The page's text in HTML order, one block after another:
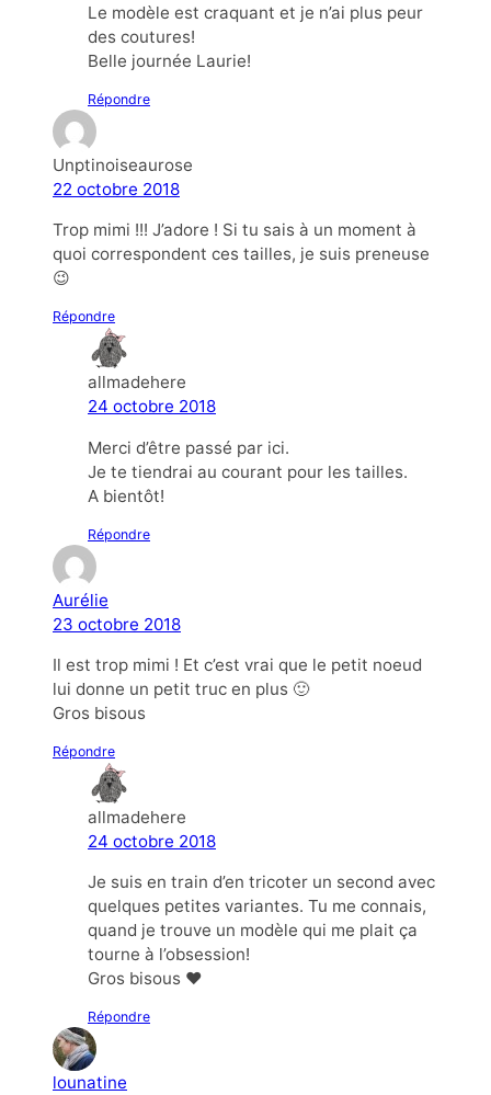
Le modèle est craquant et je n’ai plus peur
des coutures!
Belle journée Laurie!
Répondre
Unptinoiseaurose
22 octobre 2018
Trop mimi !!! J’adore ! Si tu sais à un moment à
quoi correspondent ces tailles, je suis preneuse
😉
Répondre
allmadehere
24 octobre 2018
Merci d’être passé par ici.
Je te tiendrai au courant pour les tailles.
A bientôt!
Répondre
Aurélie
23 octobre 2018
Il est trop mimi ! Et c’est vrai que le petit noeud
lui donne un petit truc en plus 🙂
Gros bisous
Répondre
allmadehere
24 octobre 2018
Je suis en train d’en tricoter un second avec
quelques petites variantes. Tu me connais,
quand je trouve un modèle qui me plait ça
tourne à l’obsession!
Gros bisous ❤
Répondre
lounatine